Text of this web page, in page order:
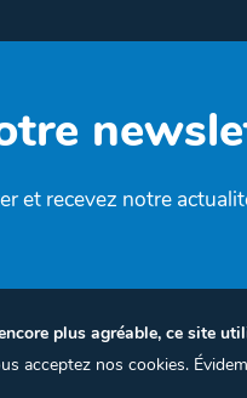
et recevez notre
plus agréable, ce site
acceptez nos cookies.